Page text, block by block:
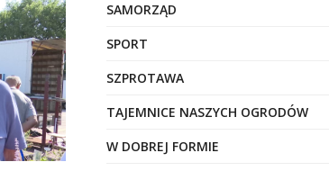
SAMORZĄD
SPORT
SZPROTAWA
TAJEMNICE NASZYCH OGRODÓW
W DOBREJ FORMIE